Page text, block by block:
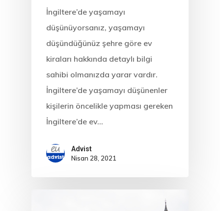
İngiltere’de yaşamayı
düşünüyorsanız, yaşamayı
düşündüğünüz şehre göre ev
kiraları hakkında detaylı bilgi
sahibi olmanızda yarar vardır.
İngiltere’de yaşamayı düşünenler
kişilerin öncelikle yapması gereken
İngiltere’de ev…
Advist
Nisan 28, 2021
Estonya
Estonya
Yatırımcı
Programı
Kuruluşu
Estonya